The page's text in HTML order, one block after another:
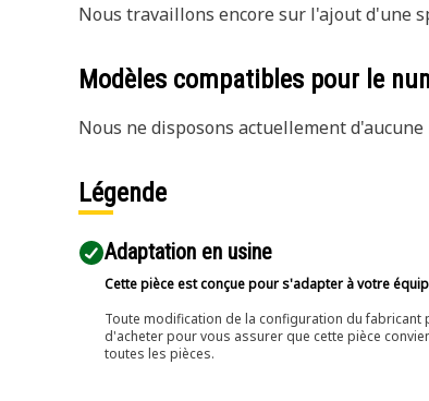
Nous travaillons encore sur l'ajout d'une
Modèles compatibles pour le
Nous ne disposons actuellement
Légende
Adaptation en usine
Cette pièce est conçue pour s'adapter à votre
Toute modification de la configuration du
d'acheter pour vous assurer que cette pièce
toutes les pièces.